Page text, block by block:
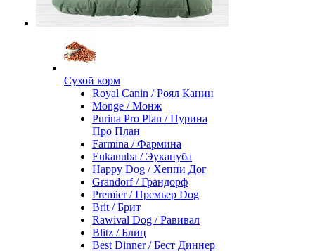
Сухой корм
Royal Canin / Роял Канин
Monge / Монж
Purina Pro Plan / Пурина
Про План
Farmina / Фармина
Eukanuba / Эукануба
Happy Dog / Хеппи Дог
Grandorf / Грандорф
Premier / Премьер Dog
Brit / Брит
Rawival Dog / Равивал
Blitz / Блиц
Best Dinner / Бест Диннер